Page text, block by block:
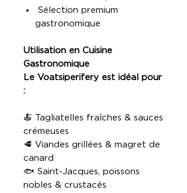
Sélection premium
gastronomique
Utilisation en Cuisine
Gastronomique
Le Voatsiperifery est idéal pour
:
🍝 Tagliatelles fraîches & sauces
crémeuses
🥩 Viandes grillées & magret de
canard
🐟 Saint-Jacques, poissons
nobles & crustacés